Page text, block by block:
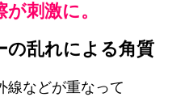
が刺激に。
乱れによる角質
線などが重なって